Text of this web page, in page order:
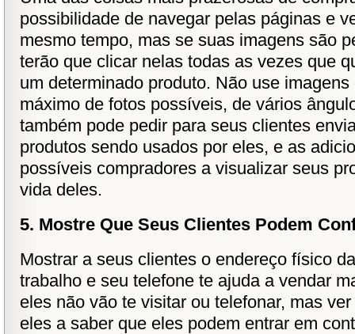
possibilidade de navegar pelas páginas e
mesmo tempo, mas se suas imagens são
terão que clicar nelas todas as vezes que
um determinado produto. Não use
máximo de fotos possíveis, de vários
também pode pedir para seus clientes
produtos sendo usados por eles, e as
possíveis compradores a visualizar seus
vida deles.
5. Mostre Que Seus Clientes Podem
Mostrar a seus clientes o endereço físico
trabalho e seu telefone te ajuda a vendar
eles não vão te visitar ou telefonar, mas
eles a saber que eles podem entrar em